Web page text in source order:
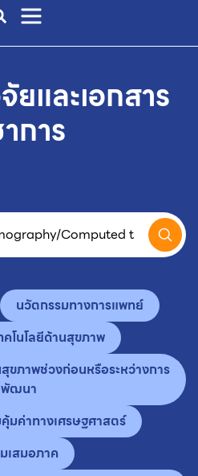
และเอกสาร
การ
นวัตกรรมทางการแพทย์
คโนโลยีด้านสุขภาพ
สุขภาพช่วงก่อนหรือระหว่างการ
พัฒนา
มค่าทางเศรษฐศาสตร์
เสมอภาค